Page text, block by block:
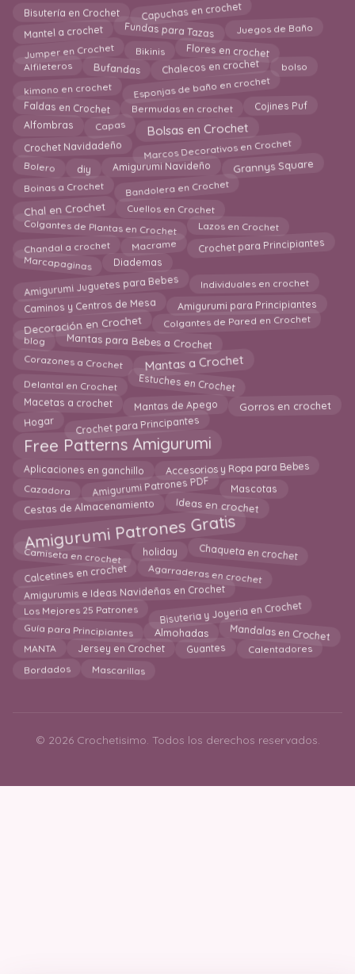
Bisutería en Crochet Capuchas en crochet
Mantel a crochet Fundas para Tazas Juegos de Baño
Jumper en Crochet Bikinis Flores en crochet
Alfileteros Bufandas Chalecos en crochet bolso
kimono en crochet Esponjas de baño en crochet
Faldas en Crochet Bermudas en crochet Cojines Puf
Alfombras Capas Bolsas en Crochet
Crochet Navidadeño Marcos Decorativos en Crochet
Bolero diy Amigurumi Navideño Grannys Square
Boinas a Crochet Bandolera en Crochet
Chal en Crochet Cuellos en Crochet
Colgantes de Plantas en Crochet Lazos en Crochet
Chandal a crochet Macrame Crochet para Principiantes
Marcapaginas Diademas
Amigurumi Juguetes para Bebes Individuales en crochet
Caminos y Centros de Mesa Amigurumi para Principiantes
Decoración en Crochet Colgantes de Pared en Crochet
blog Mantas para Bebes a Crochet
Corazones a Crochet Mantas a Crochet
Delantal en Crochet Estuches en Crochet
Macetas a crochet Mantas de Apego Gorros en crochet
Hogar Crochet para Principantes
Free Patterns Amigurumi
Aplicaciones en ganchillo Accesorios y Ropa para Bebes
Cazadora Amigurumi Patrones PDF Mascotas
Cestas de Almacenamiento Ideas en crochet
Amigurumi Patrones Gratis
Camiseta en crochet holiday Chaqueta en crochet
Calcetines en crochet Agarraderas en crochet
Amigurumis e Ideas Navideñas en Crochet
Los Mejores 25 Patrones Bisuteria y Joyeria en Crochet
Guía para Principiantes Almohadas Mandalas en Crochet
MANTA Jersey en Crochet Guantes Calentadores
Bordados Mascarillas
© 2026 Crochetisimo. Todos los derechos reservados.